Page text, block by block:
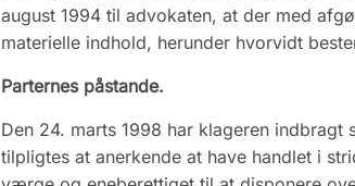
august 1994 til advokaten, at der med
materielle indhold, herunder hvorvidt
Parternes påstande.
Den 24. marts 1998 har klageren
tilpligtes at anerkende at have handlet i